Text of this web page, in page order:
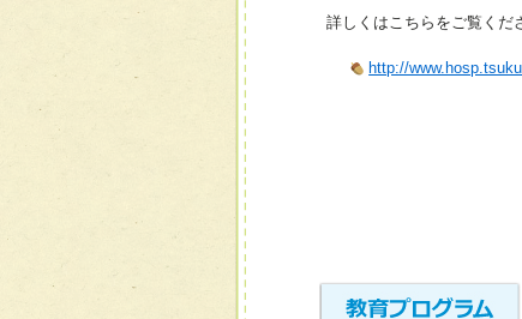
詳しくはこちらをご覧くだ
http://